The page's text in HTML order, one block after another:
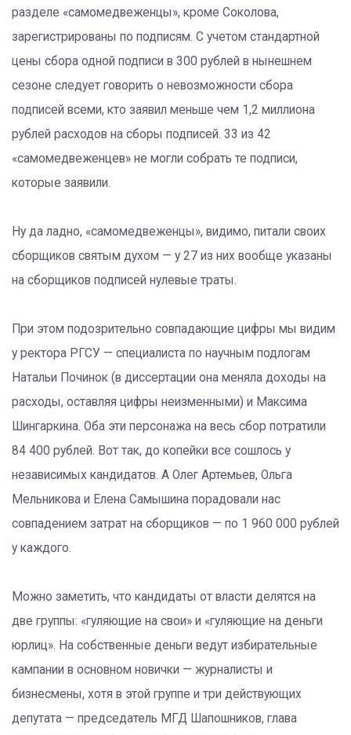
разделе «самомедвеженцы», кроме Соколова,
зарегистрированы по подписям. С учетом стандартной
цены сбора одной подписи в 300 рублей в нынешнем
сезоне следует говорить о невозможности сбора
подписей всеми, кто заявил меньше чем 1,2 миллиона
рублей расходов на сборы подписей. 33 из 42
«самомедвеженцев» не могли собрать те подписи,
которые заявили.
Ну да ладно, «самомедвеженцы», видимо, питали своих
сборщиков святым духом — у 27 из них вообще указаны
на сборщиков подписей нулевые траты.
При этом подозрительно совпадающие цифры мы видим
у ректора РГСУ — специалиста по научным подлогам
Натальи Починок (в диссертации она меняла доходы на
расходы, оставляя цифры неизменными) и Максима
Шингаркина. Оба эти персонажа на весь сбор потратили
84 400 руб­лей. Вот так, до копейки все сошлось у
независимых кандидатов. А Олег Артемьев, Ольга
Мельникова и Елена Самышина порадовали нас
совпадением затрат на сборщиков — по 1 960 000 руб­лей
у каждого.
Можно заметить, что кандидаты от власти делятся на
две группы: «гуляющие на свои» и «гуляющие на деньги
юрлиц». На собственные деньги ведут избирательные
кампании в основном новички — журналисты и
бизнесмены, хотя в этой группе и три действующих
депутата — председатель МГД Шапошников, глава